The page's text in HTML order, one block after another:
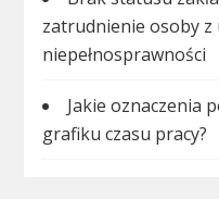
zatrudnienie osoby
niepełnosprawności
Jakie oznaczenia
grafiku czasu pracy?